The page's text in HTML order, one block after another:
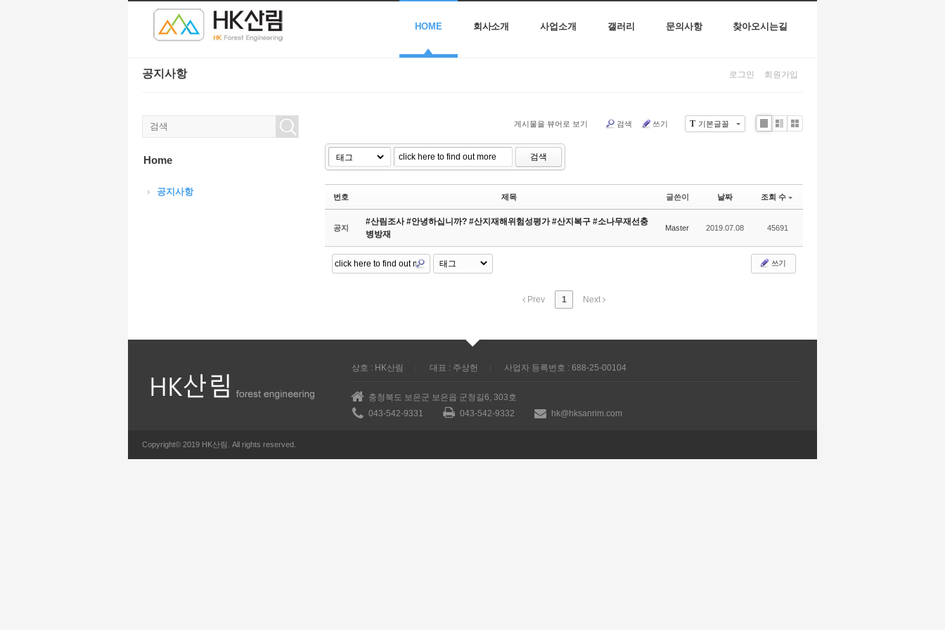
HOME 회사소개 사업소개 갤러리 문의사항 찾아오시는길
로그인 회원가입
공지사항
T 기본글꼴
게시물을 뷰어로 보기 검색 쓰기
검색
Li
Zi
G
y
번호 제목 글쓴이 날짜 조회 수
공지
#산림조사 #안녕하십니까? #산지재해위험성평가 #산지복구 #소나무재선충
병방재
Master 2019.07.08 45691
쓰기
Prev 1 Next
Home
공지사항
상호 : HK산림 대표 : 주상헌 사업자 등록번호 : 688-25-00104
충청북도 보은군 보은읍 군청길6, 303호
043-542-9331
043-542-9332 hk@hksanrim.com
Copyright© 2019 HK산림. All rights reserved.
Sketchbook5, 스케치북5
Sketchbook5, 스케치북5
Sketchbook5, 스케치북5
Sketchbook5, 스케치북5